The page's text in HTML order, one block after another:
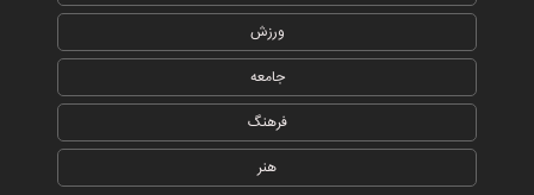
ورزش
جامعه
فرهنگ
هنر